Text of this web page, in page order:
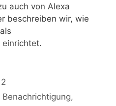
auch von Alexa
beschreiben wir, wie
einrichtet.
Benachrichtigung,